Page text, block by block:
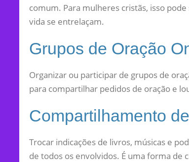
comum. Para mulheres cristãs, isso
vida se entrelaçam.
Grupos de Oração
Organizar ou participar de grupos de
para compartilhar pedidos de oração e
Compartilhamento
Trocar indicações de livros, músicas e
de todos os envolvidos. É uma forma